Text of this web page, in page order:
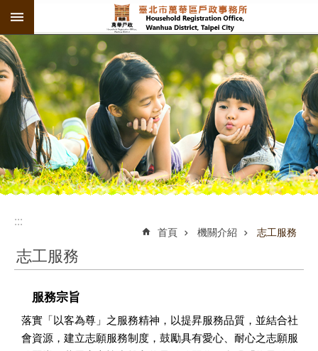
跳到主要內容區塊
:::
:::
首頁 機關介紹 志工服務
志工服務
服務宗旨
落實「以客為尊」之服務精神，以提昇服務品質，並結合社
會資源，建立志願服務制度，鼓勵具有愛心、耐心之志願服